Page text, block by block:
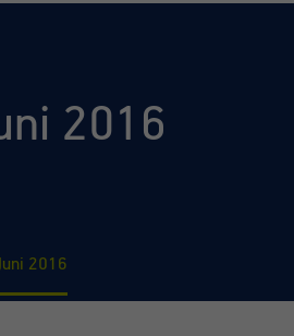
2016
2016